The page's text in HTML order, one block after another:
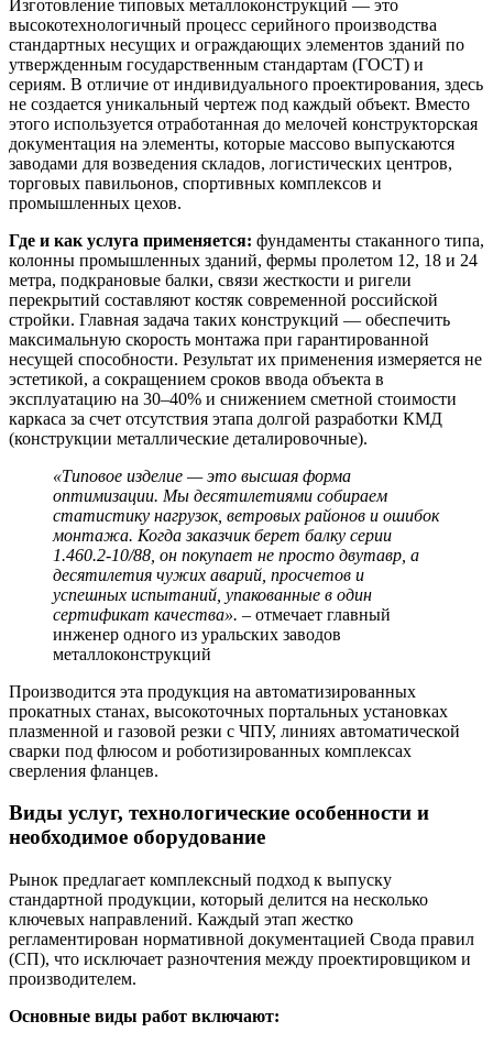
Изготовление типовых металлоконструкций — это
высокотехнологичный процесс серийного производства
стандартных несущих и ограждающих элементов зданий по
утвержденным государственным стандартам (ГОСТ) и
сериям. В отличие от индивидуального проектирования, здесь
не создается уникальный чертеж под каждый объект. Вместо
этого используется отработанная до мелочей конструкторская
документация на элементы, которые массово выпускаются
заводами для возведения складов, логистических центров,
торговых павильонов, спортивных комплексов и
промышленных цехов.
Где и как услуга применяется: фундаменты стаканного типа,
колонны промышленных зданий, фермы пролетом 12, 18 и 24
метра, подкрановые балки, связи жесткости и ригели
перекрытий составляют костяк современной российской
стройки. Главная задача таких конструкций — обеспечить
максимальную скорость монтажа при гарантированной
несущей способности. Результат их применения измеряется не
эстетикой, а сокращением сроков ввода объекта в
эксплуатацию на 30–40% и снижением сметной стоимости
каркаса за счет отсутствия этапа долгой разработки КМД
(конструкции металлические деталировочные).
«Типовое изделие — это высшая форма
оптимизации. Мы десятилетиями собираем
статистику нагрузок, ветровых районов и ошибок
монтажа. Когда заказчик берет балку серии
1.460.2-10/88, он покупает не просто двутавр, а
десятилетия чужих аварий, просчетов и
успешных испытаний, упакованные в один
сертификат качества». – отмечает главный
инженер одного из уральских заводов
металлоконструкций
Производится эта продукция на автоматизированных
прокатных станах, высокоточных портальных установках
плазменной и газовой резки с ЧПУ, линиях автоматической
сварки под флюсом и роботизированных комплексах
сверления фланцев.
Виды услуг, технологические особенности и
необходимое оборудование
Рынок предлагает комплексный подход к выпуску
стандартной продукции, который делится на несколько
ключевых направлений. Каждый этап жестко
регламентирован нормативной документацией Свода правил
(СП), что исключает разночтения между проектировщиком и
производителем.
Основные виды работ включают: